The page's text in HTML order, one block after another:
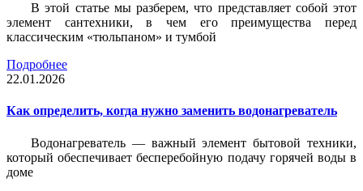
В этой статье мы разберем, что представляет собой этот
элемент сантехники, в чем его преимущества перед
классическим «тюльпаном» и тумбой
Подробнее
22.01.2026
Как определить, когда нужно заменить водонагреватель
Водонагреватель — важный элемент бытовой техники,
который обеспечивает бесперебойную подачу горячей воды в
доме